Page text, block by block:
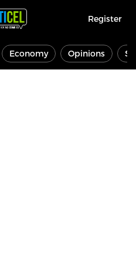
Register
Economy Opinions